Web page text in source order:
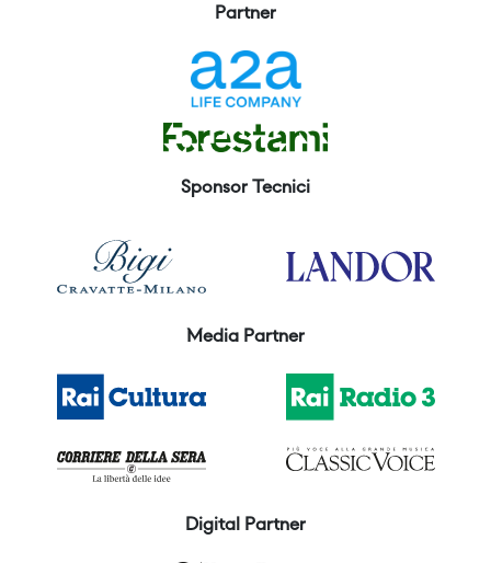
Partner
Sponsor Tecnici
Media Partner
Digital Partner